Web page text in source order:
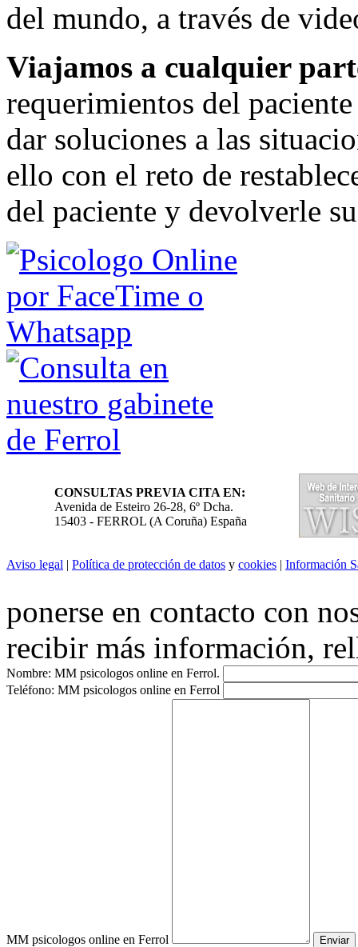
del mundo, a través de
Viajamos a cualquier
requerimientos del
dar soluciones a las
ello con el reto de
del paciente y devolverle
CONSULTAS PREVIA CITA EN:
Avenida de Esteiro 26-28, 6º Dcha.
15403 - FERROL (A Coruña) España
Aviso legal | Política de protección de datos y cookies | Información
ponerse en contacto con
recibir más información,
Nombre: MM psicologos online en Ferrol.
Teléfono: MM psicologos online en Ferrol
MM psicologos online en Ferrol